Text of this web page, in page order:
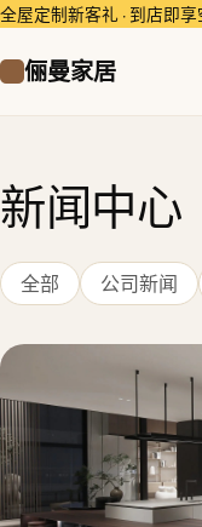
俪曼家居
新闻中心
全部 公司新闻